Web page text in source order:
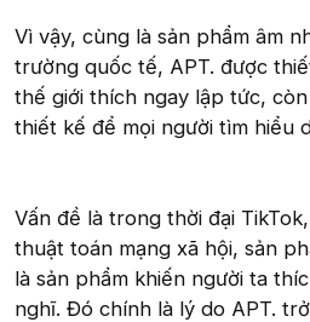
Vì vậy, cùng là sản phẩm âm
trường quốc tế, APT. được
thế giới thích ngay lập tức,
thiết kế để mọi người tìm hiểu
Vấn đề là trong thời đại
thuật toán mạng xã hội, sản
là sản phẩm khiến người ta
nghĩ. Đó chính là lý do APT.